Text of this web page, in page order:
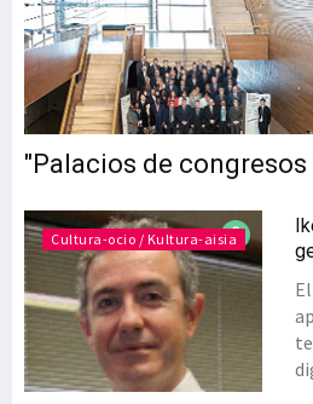
"Palacios de
Cultura-ocio / Kultura-aisia